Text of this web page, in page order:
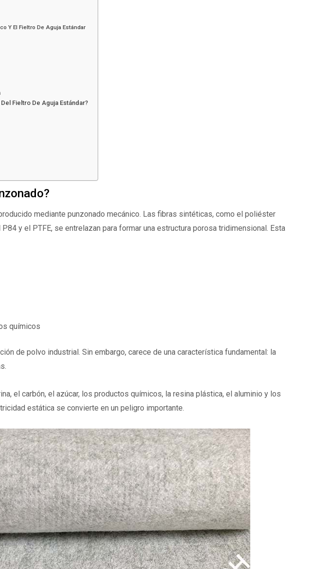
Y El Fieltro De Aguja Estándar
Fieltro De Aguja Estándar?
mediante punzonado mecánico. Las fibras sintéticas, como el poliéster
y el PTFE, se entrelazan para formar una estructura porosa tridimensional. Esta
químicos
de polvo industrial. Sin embargo, carece de una característica fundamental: la
el carbón, el azúcar, los productos químicos, la resina plástica, el aluminio y los
estática se convierte en un peligro importante.